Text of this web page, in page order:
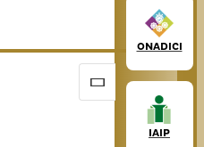
ONADICI
IAIP